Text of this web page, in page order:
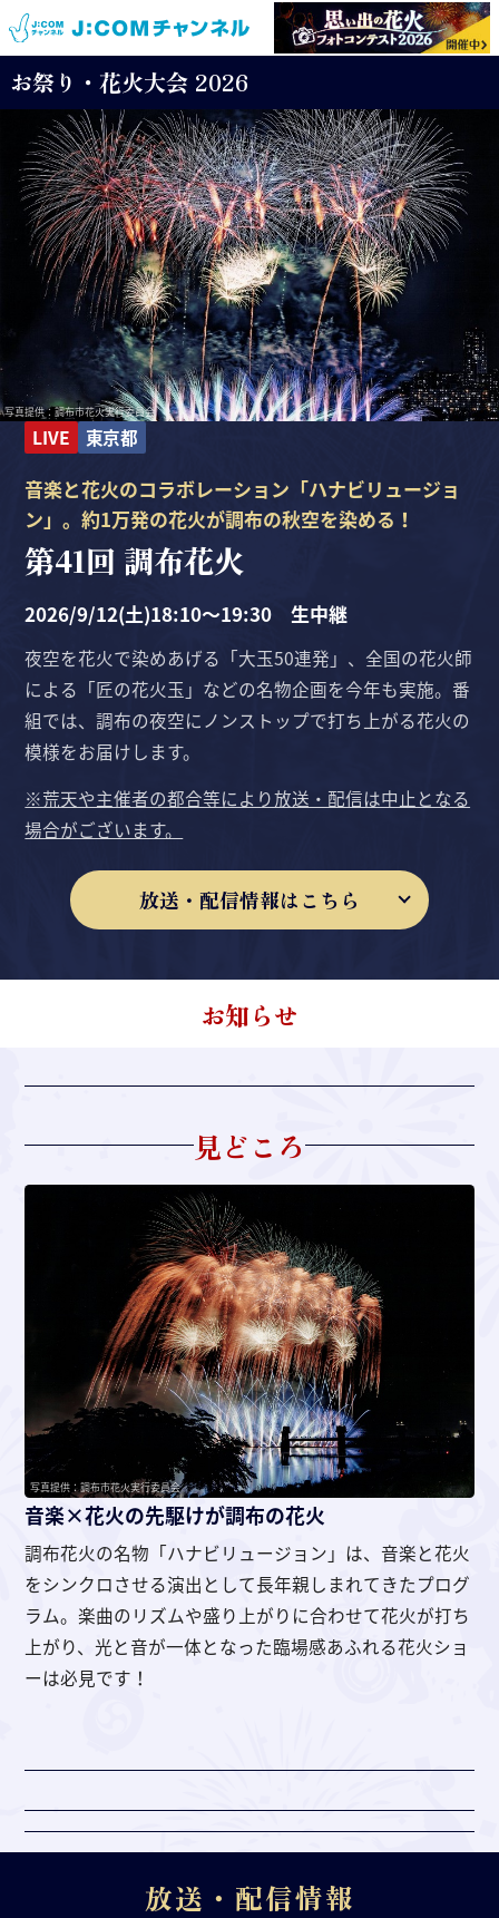
お祭り・花火大会 2026
写真提供：調布市花火実行委員会
LIVE 東京都
音楽と花火のコラボレーション「ハナビリュージョ
ン」。約1万発の花火が調布の秋空を染める！
第41回 調布花火
2026/9/12(土)18:10〜19:30 生中継
夜空を花火で染めあげる「大玉50連発」、全国の花火師
による「匠の花火玉」などの名物企画を今年も実施。番
組では、調布の夜空にノンストップで打ち上がる花火の
模様をお届けします。
※荒天や主催者の都合等により放送・配信は中止となる
場合がございます。
放送・配信情報はこちら
お知らせ
見どころ
写真提供：調布市花火実行委員会
音楽×花火の先駆けが調布の花火
調布花火の名物「ハナビリュージョン」は、音楽と花火
をシンクロさせる演出として長年親しまれてきたプログ
ラム。楽曲のリズムや盛り上がりに合わせて花火が打ち
上がり、光と音が一体となった臨場感あふれる花火ショ
ーは必見です！
放送・配信情報